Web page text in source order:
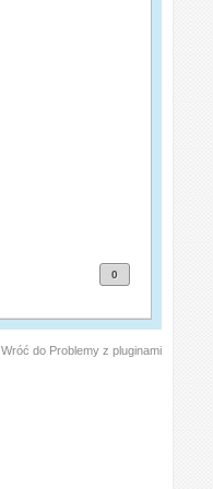
0
Wróć do Problemy z pluginami